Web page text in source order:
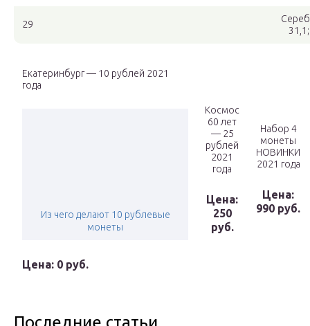
29
Екатеринбург — 10 рублей 2021
года
Из чего делают 10 рублевые
монеты
Цена: 0 руб.
Космос
60 лет
— 25
рублей
2021
года
Цена:
250
руб.
Набор 4
монеты
НОВИНКИ
2021 года
Цена:
990 руб.